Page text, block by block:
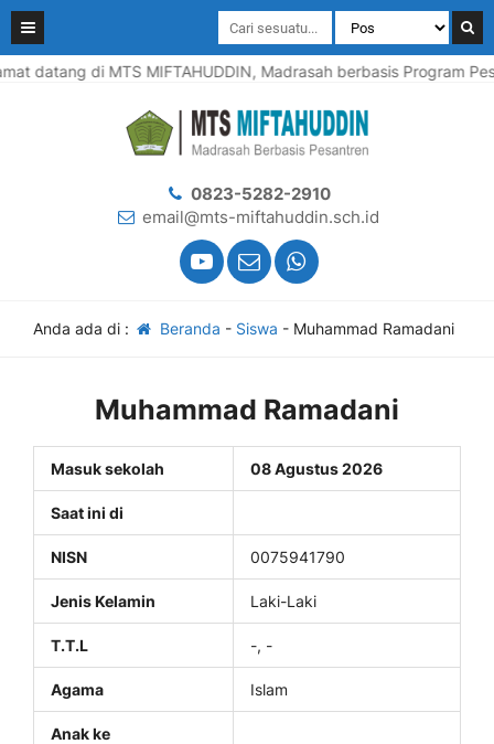
datang di MTS MIFTAHUDDIN, Madrasah berbasis Program
0823-5282-2910
email@mts-miftahuddin.sch.id
Anda ada di : Beranda - Siswa - Muhammad Ramadani
Muhammad Ramadani
Masuk sekolah 08 Agustus 2026
Saat ini di
NISN 0075941790
Jenis Kelamin Laki-Laki
T.T.L -, -
Agama Islam
Anak ke